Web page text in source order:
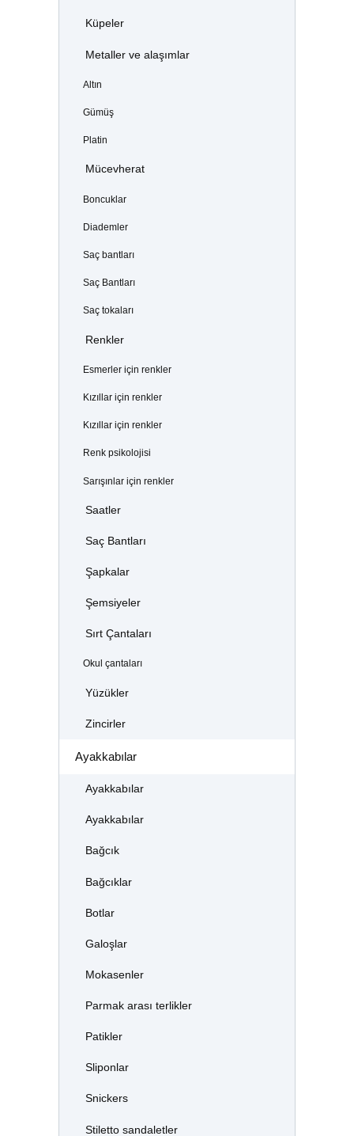
Küpeler
Metaller ve alaşımlar
Altın
Gümüş
Platin
Mücevherat
Boncuklar
Diademler
Saç bantları
Saç Bantları
Saç tokaları
Renkler
Esmerler için renkler
Kızıllar için renkler
Kızıllar için renkler
Renk psikolojisi
Sarışınlar için renkler
Saatler
Saç Bantları
Şapkalar
Şemsiyeler
Sırt Çantaları
Okul çantaları
Yüzükler
Zincirler
Ayakkabılar
Ayakkabılar
Ayakkabılar
Bağcık
Bağcıklar
Botlar
Galoşlar
Mokasenler
Parmak arası terlikler
Patikler
Sliponlar
Snickers
Stiletto sandaletler